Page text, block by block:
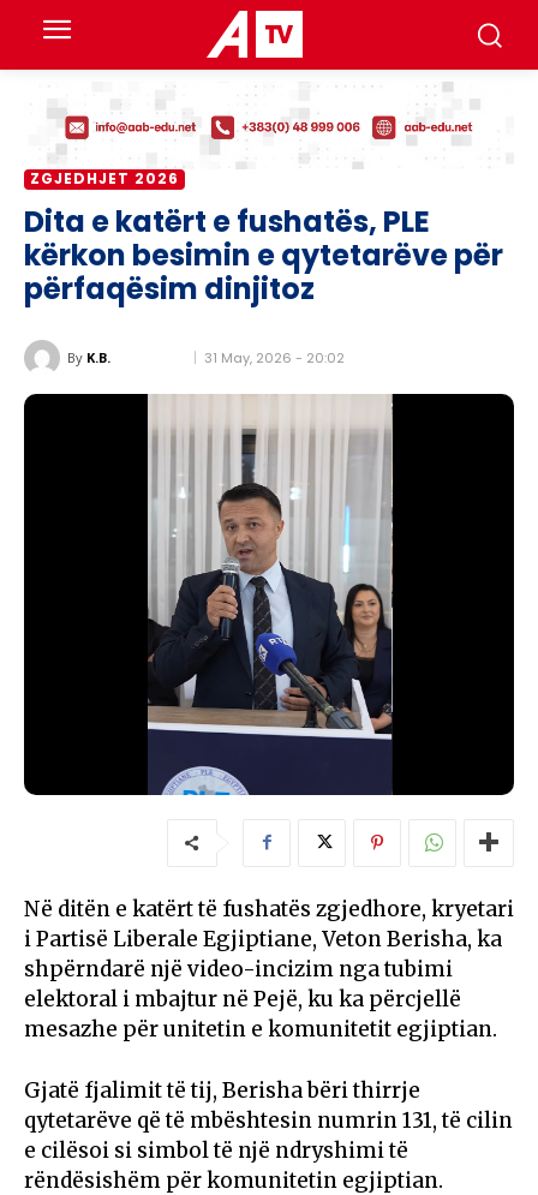
ZGJEDHJET 2026
Dita e katërt e fushatës, PLE
kërkon besimin e qytetarëve për
përfaqësim dinjitoz
By K.B. 31 May, 2026 - 20:02
Në ditën e katërt të fushatës zgjedhore, kryetari
i Partisë Liberale Egjiptiane, Veton Berisha, ka
shpërndarë një video-incizim nga tubimi
elektoral i mbajtur në Pejë, ku ka përcjellë
mesazhe për unitetin e komunitetit egjiptian.
Gjatë fjalimit të tij, Berisha bëri thirrje
qytetarëve që të mbështesin numrin 131, të cilin
e cilësoi si simbol të një ndryshimi të
rëndësishëm për komunitetin egjiptian.